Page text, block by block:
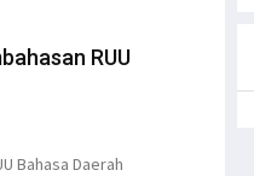
RUU
Bahasa Daerah